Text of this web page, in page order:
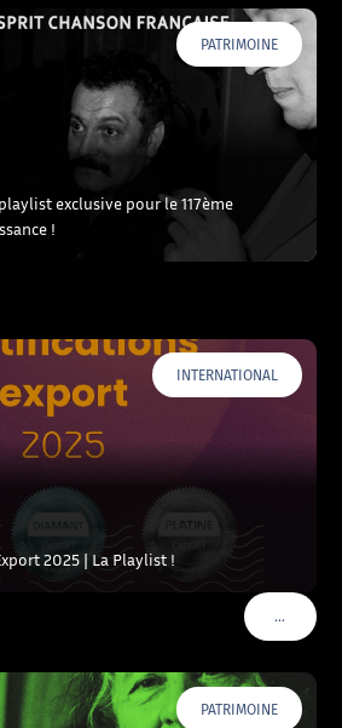
PATRIMOINE
exclusive pour le 117ème
!
INTERNATIONAL
2025 | La Playlist !
…VOIR
PATRIMOINE